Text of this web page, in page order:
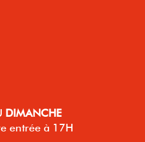
DIMANCHE
entrée à 17H